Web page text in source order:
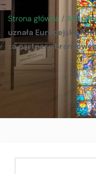
Strona główna /
uznała Europejską
za partnera